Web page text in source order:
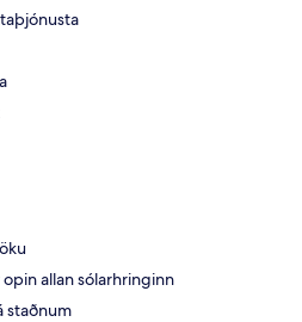
allan sólarhringinn
staðnum